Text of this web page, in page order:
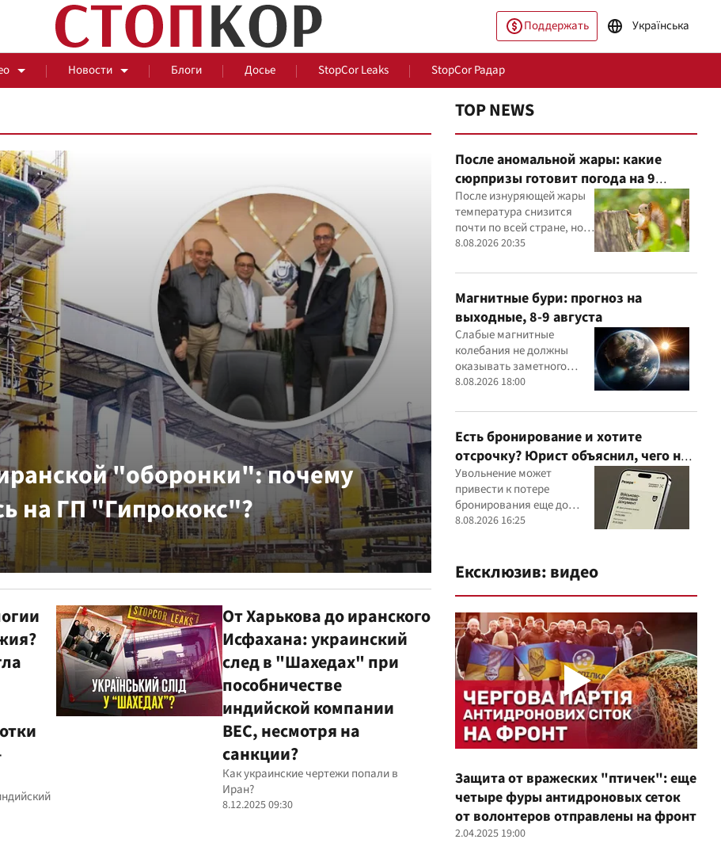
Поддержать Українська
Новости Блоги Досье StopCor Leaks StopCor Радар
Общество
"оборонки": почему
на ГП "Гипрококс"?
От Харькова до иранского
Исфахана: украинский
след в "Шахедах" при
пособничестве
индийской компании
BEC, несмотря на
санкции?
Как украинские чертежи попали в
Иран?
8.12.2025 09:30
TOP NEWS
После аномальной жары: какие
сюрпризы готовит погода на 9
августа
После изнуряющей жары
температура снизится
почти по всей стране, но
на юге еще будет до +30° и
8.08.2026 20:35
Магнитные бури: прогноз на
выходные, 8-9 августа
Слабые магнитные
колебания не должны
оказывать заметного
влияния на самочувствие
8.08.2026 18:00
Есть бронирование и хотите
отсрочку? Юрист объяснил, чего не
стоит делать
Увольнение может
привести к потере
бронирования еще до
оформления новой
8.08.2026 16:25
Ексклюзив: видео
Защита от вражеских "птичек": еще
четыре фуры антидроновых сеток
от волонтеров отправлены на фронт
2.04.2025 19:00